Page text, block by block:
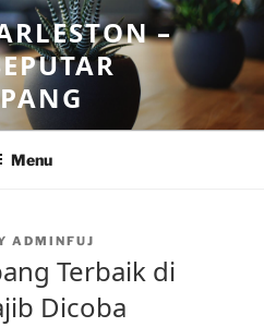
–
Menu
ADMINFUJ
Terbaik di
Dicoba